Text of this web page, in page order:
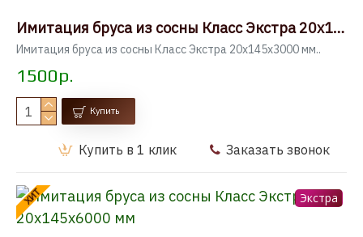
Имитация бруса из сосны Класс Экстра 20x145x3000 мм
Имитация бруса из сосны Класс Экстра 20x145x3000 мм..
1500р.
Купить
Купить в 1 клик Заказать звонок
ХИТ Экстра